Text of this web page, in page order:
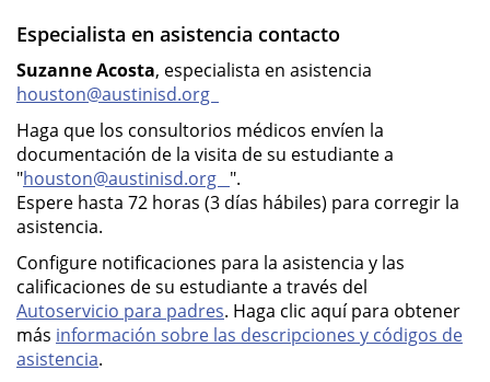
Especialista en asistencia contacto
Suzanne Acosta, especialista en asistencia
houston@austinisd.org
Haga que los consultorios médicos envíen la
documentación de la visita de su estudiante a
"houston@austinisd.org ".
Espere hasta 72 horas (3 días hábiles) para corregir la
asistencia.
Configure notificaciones para la asistencia y las
calificaciones de su estudiante a través del
Autoservicio para padres. Haga clic aquí para obtener
más información sobre las descripciones y códigos de
asistencia.